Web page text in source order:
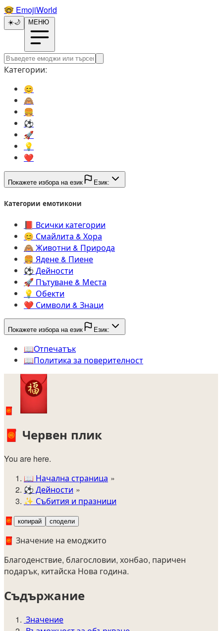
🤓️ EmojiWorld
☀️🌙 МЕНЮ
Категории:
😊️
🙈️
🍔️
⚽️
🚀️
💡️
❤️
Покажете избора на език Език:
Категории емотикони
📕️ Всички категории
😊️ Смайлита & Хора
🙈️ Животни & Природа
🍔️ Ядене & Пиене
⚽️ Дейности
🚀️ Пътуване & Места
💡️ Обекти
❤️ Символи & Знаци
Покажете избора на език Език:
📖️Oтпечатък
📖️Политика за поверителност
🧧
🧧 Червен плик
You are here.
📖 Начална страница
⚽️ Дейности
✨ Събития и празници
🧧
копирай сподели
🧧 Значение на емоджито
Благоденствие, благословии, хонбао, паричен
подарък, китайска Нова година.
Съдържание
Значение